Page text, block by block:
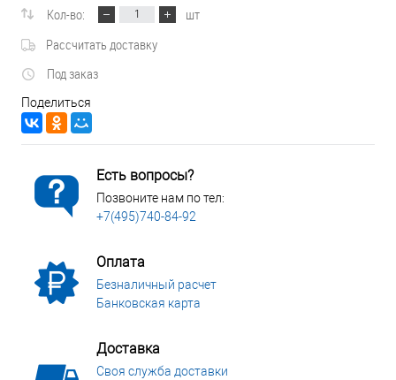
Кол-во:
шт
Рассчитать доставку
Под заказ
Поделиться
Есть вопросы?
Позвоните нам по тел:
+7(495)740-84-92
Оплата
Безналичный расчет
Банковская карта
Доставка
Своя служба доставки